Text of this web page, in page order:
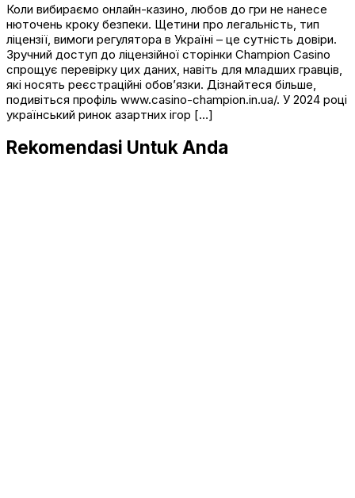
Коли вибираємо онлайн-казино, любов до гри не нанесе
нюточень кроку безпеки. Щетини про легальність, тип
ліцензії, вимоги регулятора в Україні – це сутність довіри.
Зручний доступ до ліцензійної сторінки Champion Casino
спрощує перевірку цих даних, навіть для младших гравців,
які носять реєстраційні обов’язки. Дізнайтеся більше,
подивіться профіль www.casino-champion.in.ua/. У 2024 році
український ринок азартних ігор […]
Rekomendasi Untuk Anda